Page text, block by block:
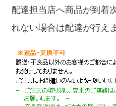
配達担当店へ商品が到着
れない場合は配達が行え